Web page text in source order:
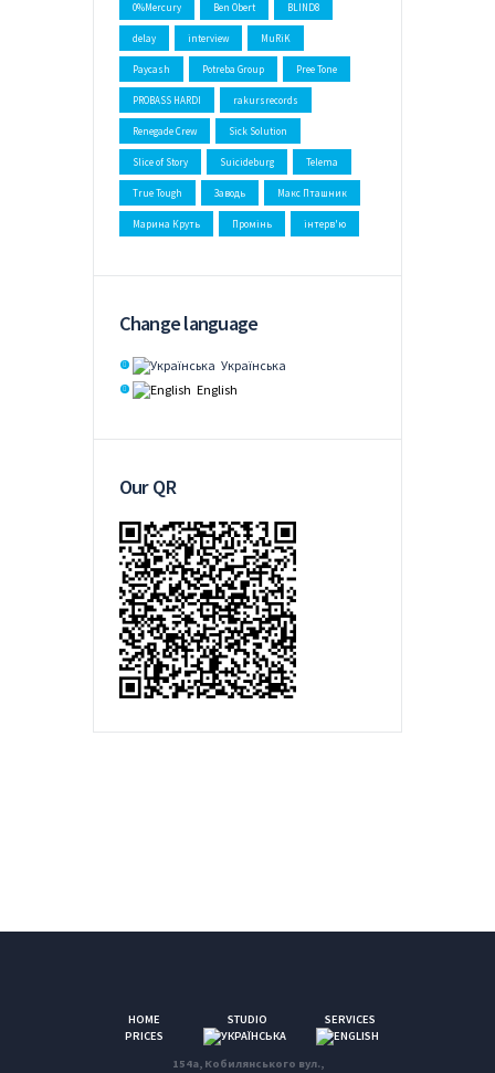
0%Mercury Ben Obert BLIND8
delay interview MuRiK
Paycash Potreba Group Pree Tone
PROBASS HARDI rakursrecords
Renegade Crew Sick Solution
Slice of Story Suicideburg Telema
True Tough Заводь Макс Пташник
Марина Круть Промінь інтерв'ю
Change language
Українська
English
Our QR
HOME STUDIO
SERVICES
PRICES
154a, Кобилянського вул.,